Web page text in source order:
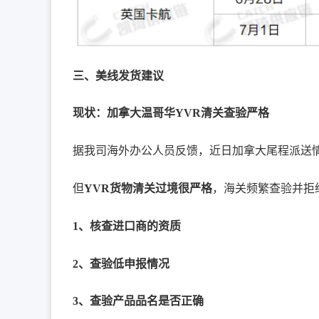
三、美线发货建议
现状：加拿大温哥华YVR清关查验严格
据我司海外办公人员反馈，近日加拿大尾程派送
但YVR货物清关过境很严格，海关频繁查验并拒
1、核查进口商的资质
2、查验低申报情况
3、查验产品品名是否正确